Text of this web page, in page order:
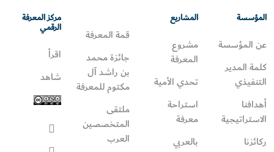
المؤسسة
عن المؤسسة
كلمة المدير
التنفيذي
أهدافنا
الاستراتيجية
ركائزنا
المشاريع
مشروع
المعرفة
تحدي الأمية
استراحة
معرفة
بالعربي
قمة المعرفة
جائزة محمد
بن راشد آل
مكتوم للمعرفة
ملتقى
المتخصصين
العرب
مركز المعرفة
الرقمي
اقرأ
شاهد